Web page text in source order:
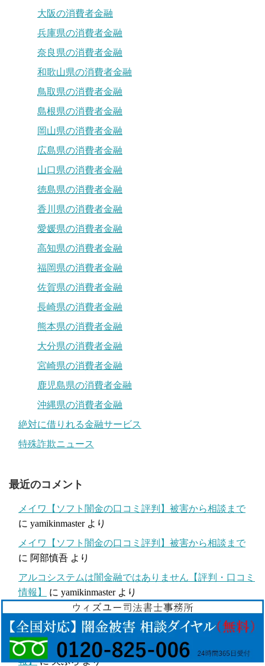
大阪の消費者金融
兵庫県の消費者金融
奈良県の消費者金融
和歌山県の消費者金融
鳥取県の消費者金融
島根県の消費者金融
岡山県の消費者金融
広島県の消費者金融
山口県の消費者金融
徳島県の消費者金融
香川県の消費者金融
愛媛県の消費者金融
高知県の消費者金融
福岡県の消費者金融
佐賀県の消費者金融
長崎県の消費者金融
熊本県の消費者金融
大分県の消費者金融
宮崎県の消費者金融
鹿児島県の消費者金融
沖縄県の消費者金融
絶対に借りれる金融サービス
特殊詐欺ニュース
最近のコメント
メイワ【ソフト闇金の口コミ評判】被害から相談まで
に yamikinmasterより
メイワ【ソフト闇金の口コミ評判】被害から相談まで
に 阿部慎吾 より
アルコシステムは闇金融ではありません【評判・口コミ
情報】
に yamikinmasterより
アルコシステムは闇金融ではありません【評判・口コミ
情報】にあんまんより
AZ株式会社は闇金融ではありません【評判・口コミ情
報】に天ぷらより